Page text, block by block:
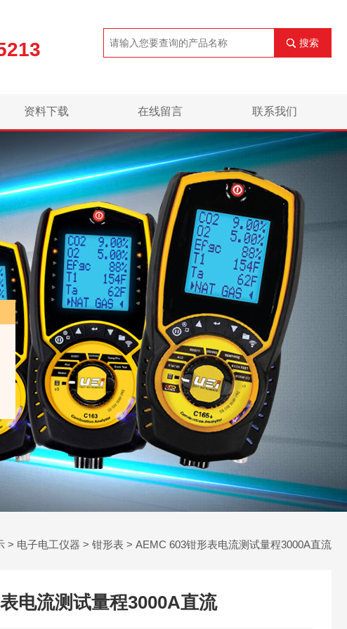
搜索
资料下载 在线留言 联系我们
> 电子电工仪器 > 钳形表 > AEMC 603钳形表电流测试量程3000A直流
电流测试量程3000A直流